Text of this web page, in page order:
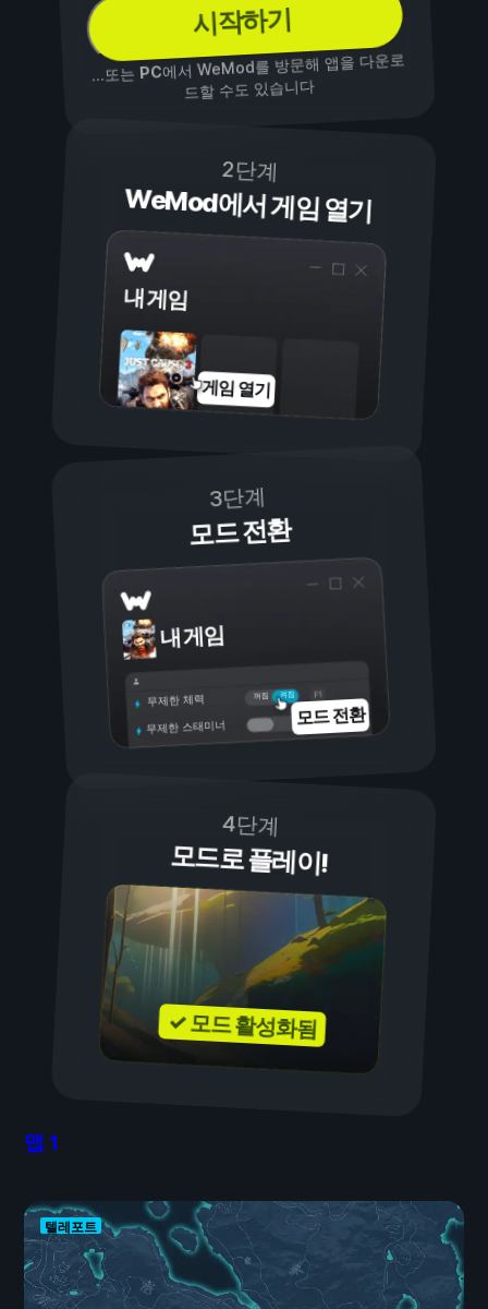
시작하기
...또는PC에서 WeMod를 방문해 앱을 다운로
드할 수도 있습니다
2단계
WeMod에서 게임 열기
내 게임
게임 열기
3단계
모드 전환
내 게임
켜짐
꺼짐
무제한 체력
무제한 스태미너 모드 전환
4단계
모드로 플레이!
✓ 모드 활성화됨
맵 1
텔레포트